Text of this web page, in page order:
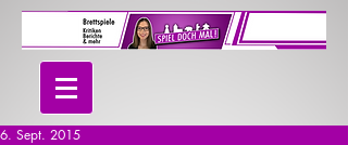
6. Sept. 2015